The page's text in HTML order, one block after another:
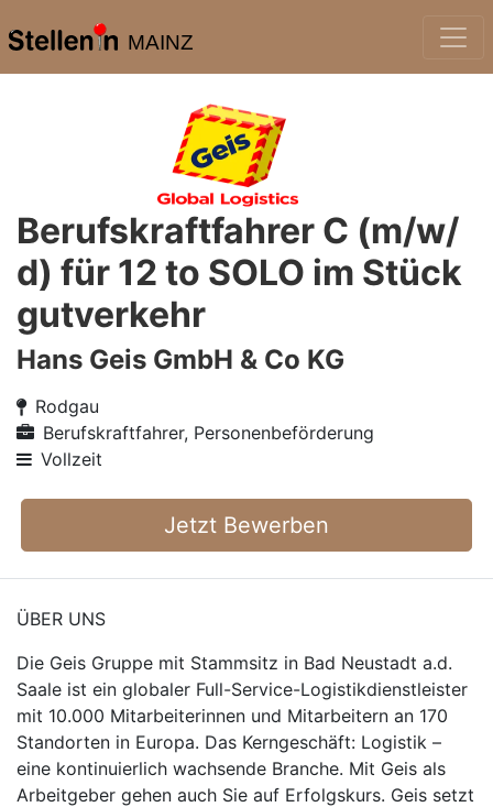
MAINZ
Berufskraftfahrer C (m/w/
d) für 12 to SOLO im Stück
gutverkehr
Hans Geis GmbH & Co KG
Rodgau
Berufskraftfahrer, Personenbeförderung
Vollzeit
Jetzt Bewerben
ÜBER UNS
Die Geis Gruppe mit Stammsitz in Bad Neustadt a.d.
Saale ist ein globaler Full-Service-Logistikdienstleister
mit 10.000 Mitarbeiterinnen und Mitarbeitern an 170
Standorten in Europa. Das Kerngeschäft: Logistik –
eine kontinuierlich wachsende Branche. Mit Geis als
Arbeitgeber gehen auch Sie auf Erfolgskurs. Geis setzt